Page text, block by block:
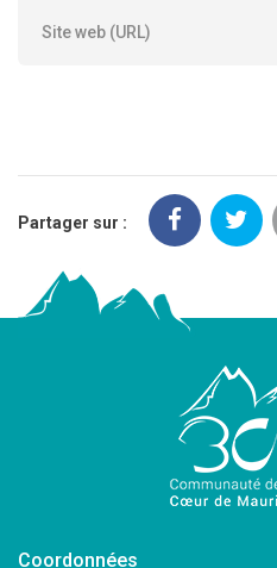
Site web (URL)
Partager sur :
Coordonnées